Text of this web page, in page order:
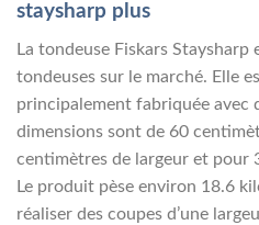
staysharp plus
La tondeuse Fiskars Staysharp
tondeuses sur le marché. Elle
principalement fabriquée avec
dimensions sont de 60
centimètres de largeur et pour
Le produit pèse environ 18.6
réaliser des coupes d’une